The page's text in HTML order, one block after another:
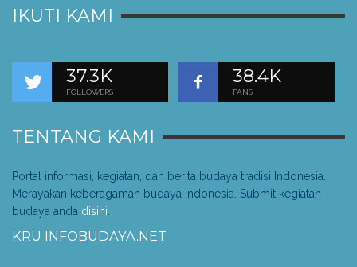
IKUTI KAMI
37.3K
FOLLOWERS
38.4K
FANS
TENTANG KAMI
Portal informasi, kegiatan, dan berita budaya tradisi Indonesia.
Merayakan keberagaman budaya Indonesia. Submit kegiatan
budaya anda disini
KRU INFOBUDAYA.NET